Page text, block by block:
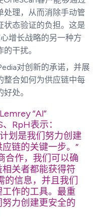
处理，从而消除手动管
状态验证的负担。这是
增长战略的另一种方
干扰。
对创新的承诺，并展
整合如何为供应链中每
处。
“Al”
RpH表示：
划是我们努力创建
链的关键一步。”
合作，我们可以确
关者都能获得符
的信息，并且我们
作的工具。最重
力创建更安全的